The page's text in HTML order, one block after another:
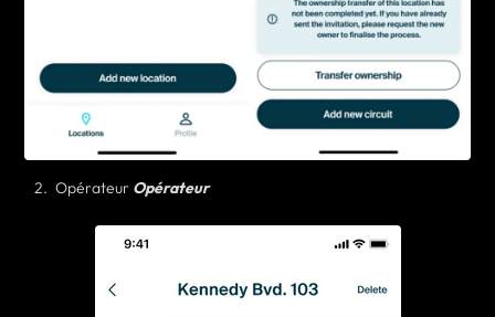
Opérateur Opérateur